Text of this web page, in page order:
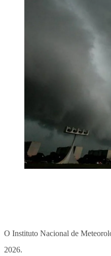
O Instituto Nacional de
2026.